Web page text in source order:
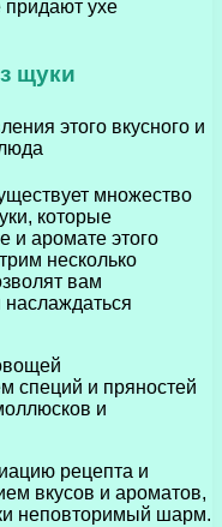
придают ухе
щуки
множество
которые
и аромате этого
несколько
вам
наслаждаться
специй и пряностей
и
рецепта и
вкусов и ароматов,
неповторимый шарм.